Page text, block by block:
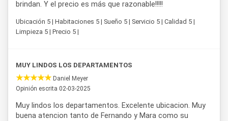
brindan. Y el precio es más que razonable!!!!!
Ubicación 5 | Habitaciones 5 | Sueño 5 | Servicio 5 | Calidad 5 |
Limpieza 5 | Precio 5 |
MUY LINDOS LOS DEPARTAMENTOS
Daniel Meyer
Opinión escrita 02-03-2025
Muy lindos los departamentos. Excelente ubicacion. Muy
buena atencion tanto de Fernando y Mara como su